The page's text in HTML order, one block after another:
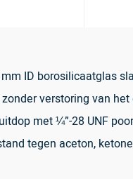
ID borosilicaatglas
verstoring van
met ¼”-28 UNF
tegen aceton,